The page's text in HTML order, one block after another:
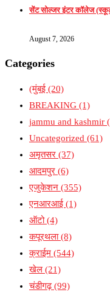
सेंट सोल्जर इंटर कॉलेज
August 7, 2026
Categories
(मुंबई (20)
BREAKING (1)
jammu and kashmir
Uncategorized (61)
अमृतसर (37)
आदमपुर (6)
एजुकेशन (355)
एनआरआई (1)
ऑटो(4)
कपूरथला(8)
क्राईम (544)
खेल (21)
चंडीगढ़(99)